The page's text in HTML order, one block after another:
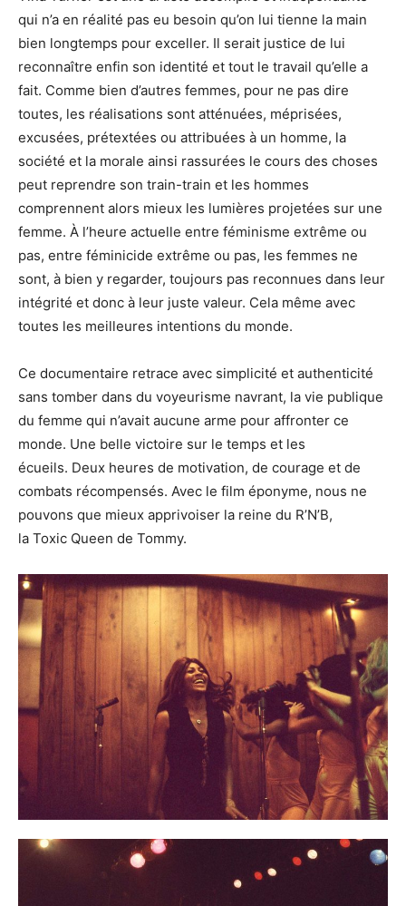
qui n’a en réalité pas eu besoin qu’on lui tienne la main
bien longtemps pour exceller. Il serait justice de lui
reconnaître enfin son identité et tout le travail qu’elle a
fait. Comme bien d’autres femmes, pour ne pas dire
toutes, les réalisations sont atténuées, méprisées,
excusées, prétextées ou attribuées à un homme, la
société et la morale ainsi rassurées le cours des choses
peut reprendre son train-train et les hommes
comprennent alors mieux les lumières projetées sur une
femme. À l’heure actuelle entre féminisme extrême ou
pas, entre féminicide extrême ou pas, les femmes ne
sont, à bien y regarder, toujours pas reconnues dans leur
intégrité et donc à leur juste valeur. Cela même avec
toutes les meilleures intentions du monde.
Ce documentaire retrace avec simplicité et authenticité
sans tomber dans du voyeurisme navrant, la vie publique
du femme qui n’avait aucune arme pour affronter ce
monde. Une belle victoire sur le temps et les
écueils. Deux heures de motivation, de courage et de
combats récompensés. Avec le film éponyme, nous ne
pouvons que mieux apprivoiser la reine du R’N’B,
la Toxic Queen de Tommy.